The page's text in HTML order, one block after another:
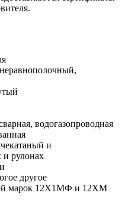
водогазопроводная
и
рулонах
другое
марок 12Х1МФ и 12ХМ